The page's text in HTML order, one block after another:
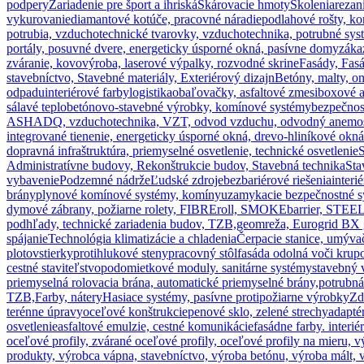
podperyZariadenie pre šport a ihriskáŠkárovacie hmotyŠkolenia
vykurovaniediamantové kotúče, pracovné náradiepodlahové rošty,
potrubia, vzduchotechnické tvarovky, vzduchotechnika, potrubné
portály, posuvné dvere, energeticky úsporné okná, pasívne domy
zváranie, kovovýroba, laserové výpalky, rozvodné skrineFasády,
stavebníctvo, Stavebné materiály, Exteriérový dizajnBetóny, malty,
odpaduinteriérové farbylogistikaobaľovačky, asfaltové zmesiboxové
sálavé teplobetónovo-stavebné výrobky, komínové systémy
ASHADQ, vzduchotechnika, VZT, odvod vzduchu, odvodný
integrované tienenie, energeticky úsporné okná, drevo-hliníkové
dopravná infraštruktúra, priemyselné osvetlenie, technické osvetlenie
Administratívne budovy, Rekonštrukcie budov, Stavebná technika
vybaveniePodzemné nádržeĽudské zdrojebezbariérové riešenia
brányplynové komínové systémy, komínyuzamykacie bezpečnostné
dymové zábrany, požiarne rolety, FIBREroll, SMOKEbarrier,
podhľady, technické zariadenia budov, TZB,geomreža, Eurogrid BX
spájanieTechnológia klimatizácie a chladeniaČerpacie stanice,
plotovstierkyprotihlukové stenypracovný stôlfasáda odolná voči
cestné staviteľstvopodomietkové moduly. sanitárne systémystavebný
priemyselná rolovacia brána, automatické priemyselné brány,
TZB,Farby, náteryHasiace systémy, pasívne protipožiarne výrobky
terénne úpravyoceľové konštrukciepenové sklo, zelené strechy
osvetlenieasfaltové emulzie, cestné komunikáciefasádne farby.
oceľové profily, zvárané oceľové profily, oceľové profily na mieru,
produkty, výrobca vápna, stavebníctvo, výroba betónu, výroba mált,